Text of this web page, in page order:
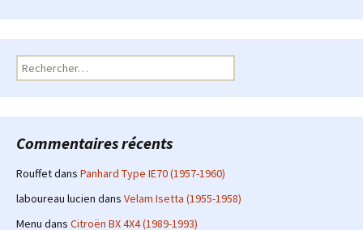
Rechercher :
Commentaires récents
Rouffetdans Panhard Type IE70 (1957-1960)
laboureau lucien dans Velam Isetta (1955-1958)
Menu dans Citroën BX 4X4 (1989-1993)